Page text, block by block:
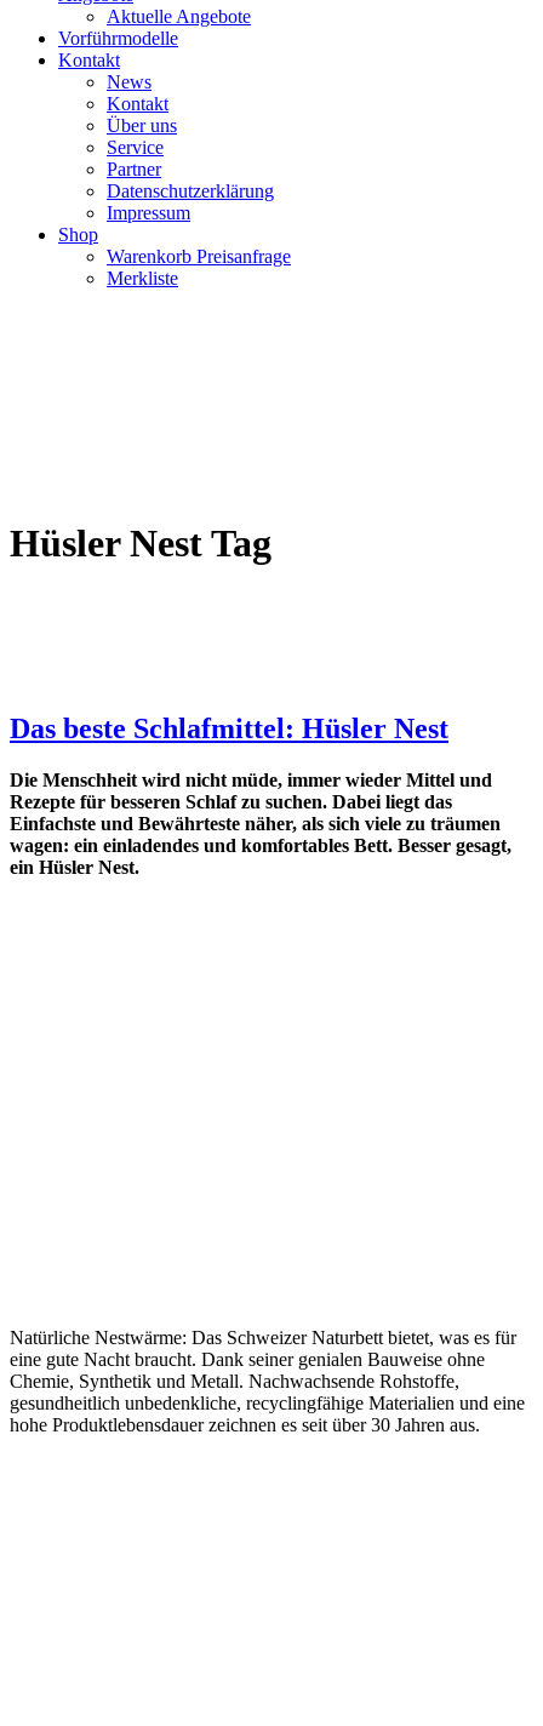
Aktuelle Angebote
Vorführmodelle
Kontakt
News
Kontakt
Über uns
Service
Partner
Datenschutzerklärung
Impressum
Shop
Warenkorb Preisanfrage
Merkliste
Hüsler Nest Tag
Das beste Schlafmittel: Hüsler Nest
Die Menschheit wird nicht müde, immer wieder Mittel und
Rezepte für besseren Schlaf zu suchen. Dabei liegt das
Einfachste und Bewährteste näher, als sich viele zu träumen
wagen: ein einladendes und komfortables Bett. Besser gesagt,
ein Hüsler Nest.
Natürliche Nestwärme: Das Schweizer Naturbett bietet, was es für
eine gute Nacht braucht. Dank seiner genialen Bauweise ohne
Chemie, Synthetik und Metall. Nachwachsende Rohstoffe,
gesundheitlich unbedenkliche, recyclingfähige Materialien und eine
hohe Produktlebensdauer zeichnen es seit über 30 Jahren aus.